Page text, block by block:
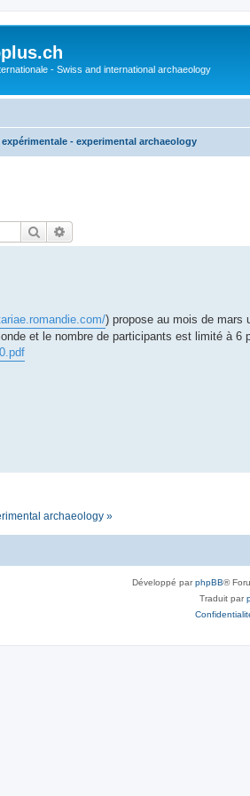
- Swiss and international archaeology
- experimental archaeology
Rechercher
) propose au mois de mars
et le nombre de participants est limité à 6
archaeology »
Développé parphpBB®
Traduit par